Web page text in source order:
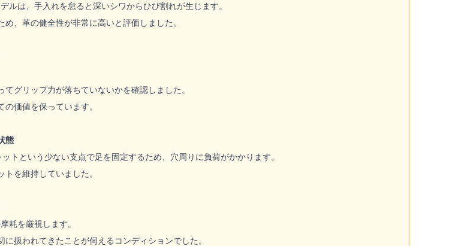
ルは、手入れを怠ると深いシワからひび割れが生じます。
、革の健全性が非常に高いと評価しました。
グリップ力が落ちていないかを確認しました。
価値を保っています。
態
トという少ない支点で足を固定するため、穴周りに負荷がかかります。
を維持していました。
耗を厳視します。
扱われてきたことが伺えるコンディションでした。